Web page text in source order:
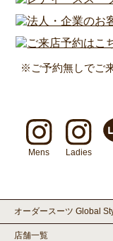
※ご予約無しでご
Mens Ladies
オーダースーツ Global
店舗一覧